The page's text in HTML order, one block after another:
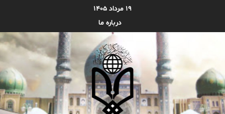
۱۹ مرداد ۱۴۰۵
درباره ما